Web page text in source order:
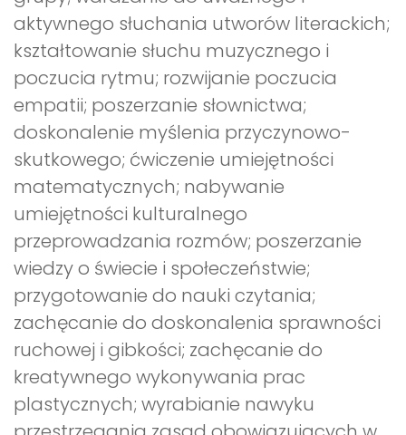
aktywnego słuchania utworów literackich;
kształtowanie słuchu muzycznego i
poczucia rytmu; rozwijanie poczucia
empatii; poszerzanie słownictwa;
doskonalenie myślenia przyczynowo-
skutkowego; ćwiczenie umiejętności
matematycznych; nabywanie
umiejętności kulturalnego
przeprowadzania rozmów; poszerzanie
wiedzy o świecie i społeczeństwie;
przygotowanie do nauki czytania;
zachęcanie do doskonalenia sprawności
ruchowej i gibkości; zachęcanie do
kreatywnego wykonywania prac
plastycznych; wyrabianie nawyku